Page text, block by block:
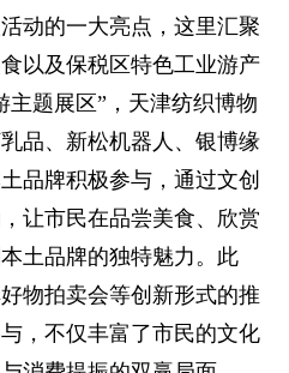
动的一大亮点，这里汇聚
以及保税区特色工业游产
主题展区”，天津纺织博物
品、新松机器人、银博缘
品牌积极参与，通过文创
让市民在品尝美食、欣赏
土品牌的独特魅力。此
物拍卖会等创新形式的推
，不仅丰富了市民的文化